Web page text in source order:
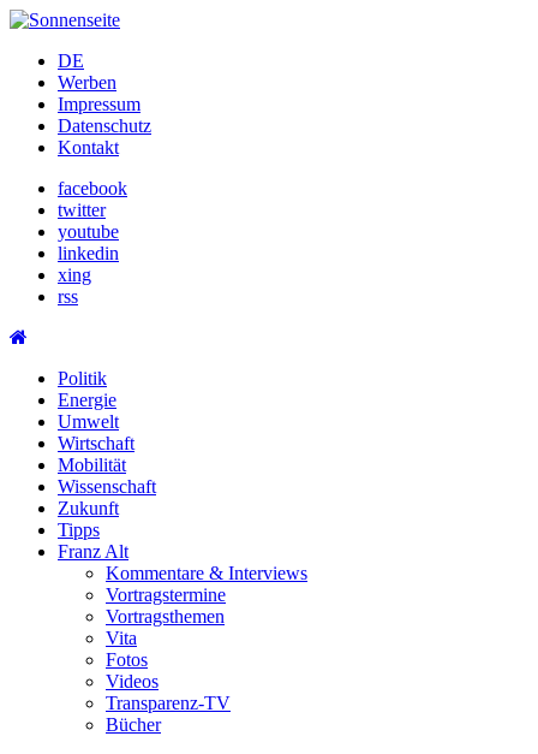
Skip
contentDE
Werben
Impressum
Datenschutz
Kontakt
facebook
twitter
youtube
linkedin
xing
rss
Politik
Energie
Umwelt
Wirtschaft
Mobilität
Wissenschaft
Zukunft
Tipps
Franz Alt
Kommentare & Interviews
Vortragstermine
Vortragsthemen
Vita
Fotos
Videos
Transparenz-TV
Bücher